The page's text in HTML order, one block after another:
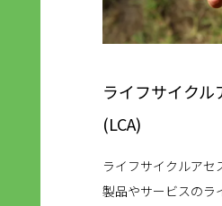
ライフサイクル
(LCA)
ライフサイクルアセ
製品やサービスのラ